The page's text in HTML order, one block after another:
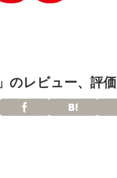
のレビュー、評価